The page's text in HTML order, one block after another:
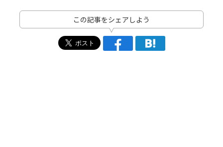
この記事をシェアしよう